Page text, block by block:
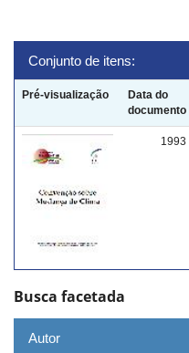
Conjunto de itens:
Pré-visualização
Data do
documento
1993
Busca facetada
Autor